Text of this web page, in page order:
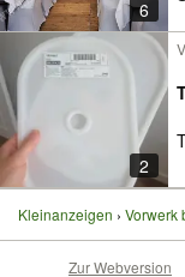
6
2
Kleinanzeigen Vorwerk
Zur Webversion